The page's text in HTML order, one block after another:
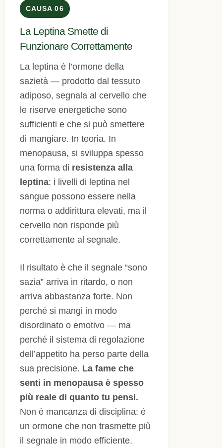
CAUSA 06
La Leptina Smette di
Funzionare Correttamente
La leptina è l’ormone della
sazietà — prodotto dal tessuto
adiposo, segnala al cervello che
le riserve energetiche sono
sufficienti e che si può smettere
di mangiare. In teoria. In
menopausa, si sviluppa spesso
una forma di resistenza alla
leptina: i livelli di leptina nel
sangue possono essere nella
norma o addirittura elevati, ma il
cervello non risponde più
correttamente al segnale.
Il risultato è che il segnale “sono
sazia” arriva in ritardo, o non
arriva abbastanza forte. Non
perché si mangi in modo
disordinato o emotivo — ma
perché il sistema di regolazione
dell’appetito ha perso parte della
sua precisione. La fame che
senti in menopausa è spesso
più reale di quanto tu pensi.
Non è mancanza di disciplina: è
un ormone che non trasmette più
il segnale in modo efficiente.